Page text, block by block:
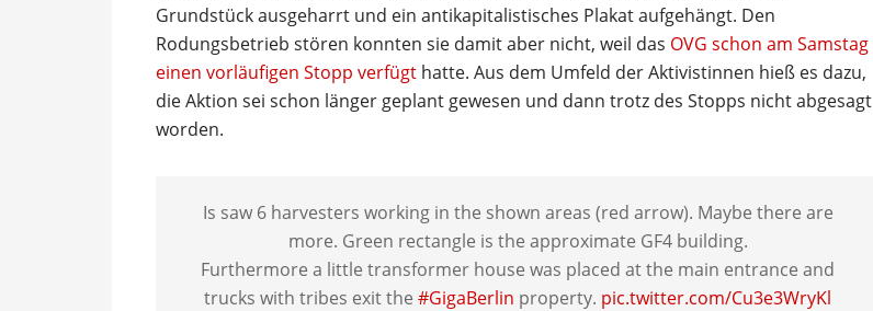
Grundstück ausgeharrt und ein antikapitalistisches Plakat aufgehängt. Den
Rodungsbetrieb stören konnten sie damit aber nicht, weil das OVG schon am Samstag
einen vorläufigen Stopp verfügt hatte. Aus dem Umfeld der Aktivistinnen hieß es dazu,
die Aktion sei schon länger geplant gewesen und dann trotz des Stopps nicht abgesagt
worden.
Is saw 6 harvesters working in the shown areas (red arrow). Maybe there are
more. Green rectangle is the approximate GF4 building.
Furthermore a little transformer house was placed at the main entrance and
trucks with tribes exit the #GigaBerlin property. pic.twitter.com/Cu3e3WryKl